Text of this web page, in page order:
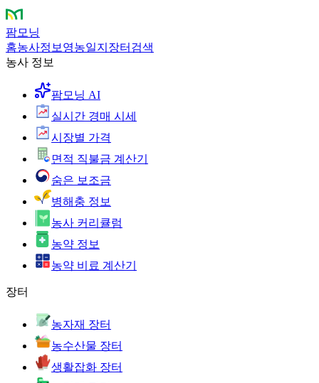
팜모닝
홈농사정보 영농일지 장터 검색
농사 정보
팜모닝 AI
실시간 경매 시세
시장별 가격
면적 직불금 계산기
숨은 보조금
병해충 정보
농사 커리큘럼
농약 정보
농약 비료 계산기
장터
농자재 장터
농수산물 장터
생활잡화 장터